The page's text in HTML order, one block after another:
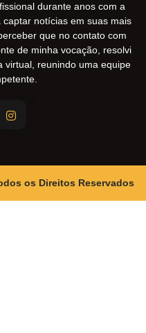
durante anos com a
notícias em suas mais
que no contato com
de minha vocação, resolvi
virtual, reunindo uma equipe
os Direitos Reservados